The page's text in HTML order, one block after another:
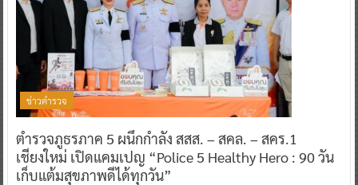
ข่าวตำรวจ
ตำรวจภูธรภาค 5 ผนึกกำลัง สสส. – สคล. – สคร.1
เชียงใหม่ เปิดแคมเปญ “Police 5 Healthy Hero : 90 วัน
เก็บแต้มสุขภาพดีได้ทุกวัน”